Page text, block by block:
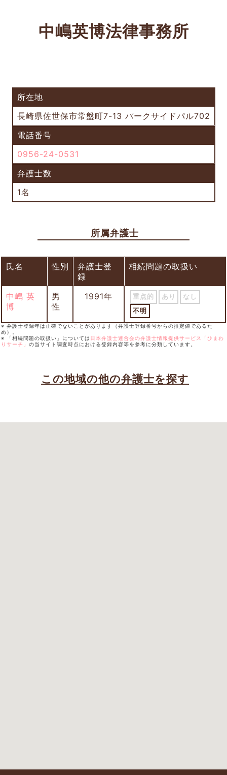
中嶋英博法律事務所
所在地
長崎県佐世保市常盤町7-13 パークサイドパル702
電話番号
0956-24-0531
弁護士数
1名
所属弁護士
氏名 性別
弁護士登
録
相続問題の取扱い
中嶋 英
博
男
性
1991年 重点的 あり
なし
不明
※ 弁護士登録年は正確でないことがあります（弁護士登録番号からの推定値であるた
め）。
※ 「相続問題の取扱い」については 日本弁護士連合会の弁護士情報提供サービス「ひまわ
りサーチ」 の当サイト調査時点における登録内容等を参考に分類しています。
この地域の他の弁護士を探す